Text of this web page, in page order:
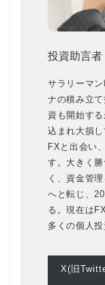
投資助言
サラリーマ
ナの積み立
資も開始す
込まれ大損
FXと出会い
す。大きく
く、資金管
へと転じ、
る。現在は
多くの個人投
X(旧